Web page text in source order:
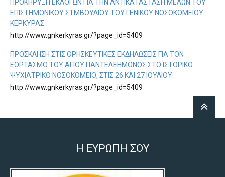
ΠΡΟΚΉΡΥΞΗ ΕΚΛΟΓΏΝ ΓΙΑ ΤΗΝ ΑΝΤΙΚΑΤΆΣΤΑΣΗ ΜΕΛΏΝ ΤΟΥ
ΕΠΙΣΤΗΜΟΝΙΚΟΎ ΣΤΜΒΟΥΛΊΟΥ ΤΟΥ ΓΕΝΙΚΟΎ ΝΟΣΟΚΟΜΕΊΟΥ
ΚΈΡΚΥΡΑΣ
http://www.gnkerkyras.gr/?page_id=5409
ΠΡΌΣΚΛΗΣΗ ΣΤΙΣ ΘΡΗΣΚΕΥΤΙΚΈΣ ΕΚΔΗΛΏΣΕΙΣ ΓΙΑ ΤΟΝ
ΕΟΡΤΑΣΜΌ ΤΟΥ ΑΓΊΟΥ ΠΑΝΤΕΛΕΉΜΟΝΟΣ ΣΤΟ ΙΣΤΟΡΙΚΌ
ΨΥΧΙΑΤΡΙΚΌ ΝΟΣΟΚΟΜΕΊΟ, ΣΤΙΣ 26 ΚΑΙ 27 ΙΟΥΛΊΟΥ.
http://www.gnkerkyras.gr/?page_id=5409
Η ΕΥΡΩΠΗ ΣΟΥ